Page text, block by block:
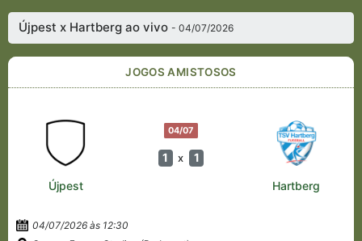
Újpest x Hartberg ao vivo- 04/07/2026
JOGOS AMISTOSOS
04/07
1 x 1
Újpest Hartberg
04/07/2026 às 12:30